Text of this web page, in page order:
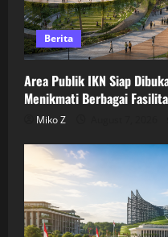
Berita
Area Publik IKN Siap
Menikmati Berbagai
Miko Z